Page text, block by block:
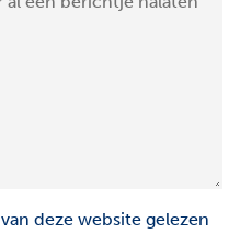
van deze website gelezen